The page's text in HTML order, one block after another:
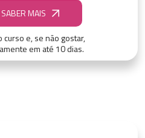
MAIS
curso e, se não gostar,
em até 10 dias.